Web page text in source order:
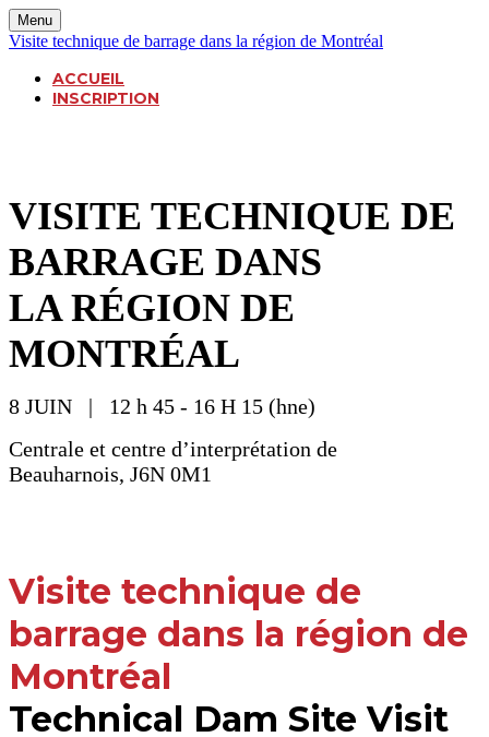
Menu
Visite technique de barrage dans la région de Montréal
ACCUEIL
INSCRIPTION
VISITE TECHNIQUE DE
BARRAGE DANS
LA RÉGION DE
MONTRÉAL
8 JUIN | 12 h 45 - 16 H 15 (hne)
Centrale et centre d’interprétation de
Beauharnois, J6N 0M1
Visite technique de
barrage dans la région de
Montréal
Technical Dam Site Visit